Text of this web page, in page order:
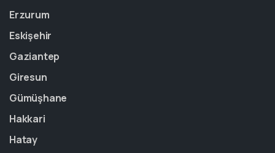
Erzurum
Eskişehir
Gaziantep
Giresun
Gümüşhane
Hakkari
Hatay